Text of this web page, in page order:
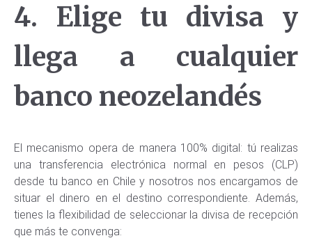
4. Elige tu divisa y
llega a cualquier
banco neozelandés
El mecanismo opera de manera 100% digital: tú realizas
una transferencia electrónica normal en pesos (CLP)
desde tu banco en Chile y nosotros nos encargamos de
situar el dinero en el destino correspondiente. Además,
tienes la flexibilidad de seleccionar la divisa de recepción
que más te convenga: